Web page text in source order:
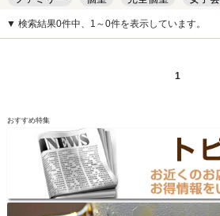
キッズルーム
安い デート
▼ 検索結果0件中、1～0件を表示しています。
1
おすすめ特集